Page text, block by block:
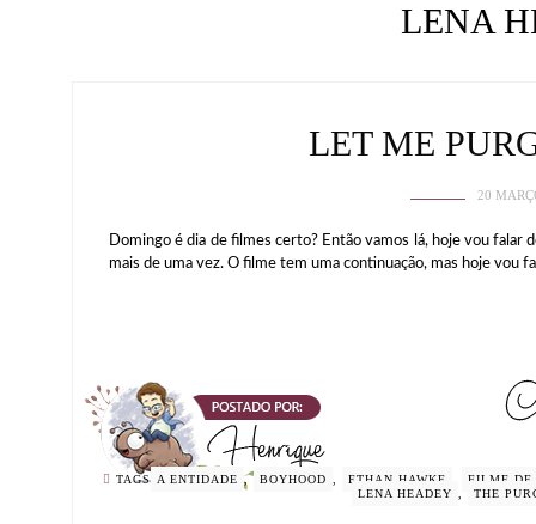
LENA
LET ME
20
Domingo é dia de filmes certo? Então vamos lá, hoje vou falar
mais de uma vez. O filme tem uma continuação, mas hoje vou
TAGS A ENTIDADE , BOYHOOD , ETHAN HAWKE
FILME DE
LENA HEADEY , THE